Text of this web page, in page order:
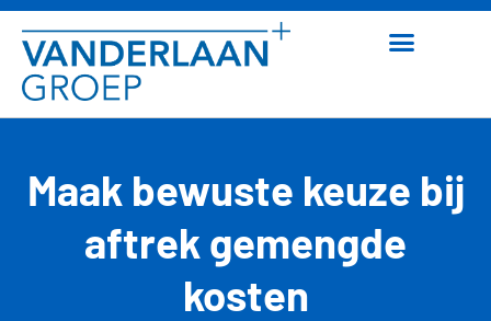
Maak bewuste keuze bij
aftrek gemengde
kosten